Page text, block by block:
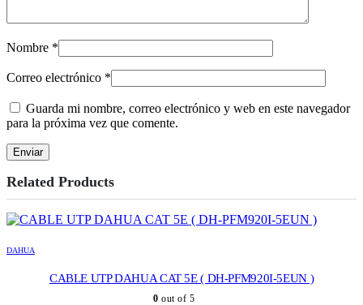
Nombre *
Correo electrónico *
Guarda mi nombre, correo electrónico y web en este navegador
para la próxima vez que comente.
Related Products
DAHUA
CABLE UTP DAHUA CAT 5E ( DH-PFM920I-5EUN )
0 out of 5